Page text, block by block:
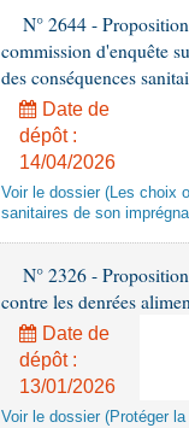
N° 2644 -
commission d'enquête
des conséquences
Date de
dépôt :
14/04/2026
Voir le dossier (Les choix
sanitaires de son
N° 2326 -
contre les denrées
Date de
dépôt :
13/01/2026
Voir le dossier (Protéger